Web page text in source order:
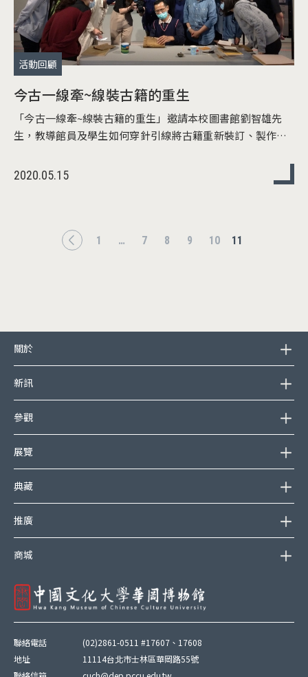
活動回顧
今古一線牽~線裝古籍的重生
「今古一線牽~線裝古籍的重生」邀請本校圖書館劉智雄先
生，教導館員及學生如何穿針引線將古籍重新裝訂、製作漿
2020.05.15
PaginationPrevious page
1 First page
… 7 8 9 10
11
聯絡電話
(02)2861-0511 #17607、17608
地址
11114台北市士林區華岡路55號
頁尾選單
關於
新訊
參觀
展覽
典藏
推廣
商城